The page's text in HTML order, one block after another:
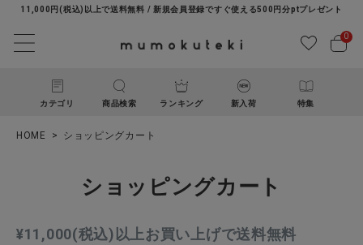
11,000円(税込)以上で送料無料 / 新規会員登録ですぐ使える500円分ptプレゼント
0
カテゴリ 商品検索 ランキング 新入荷 特集
HOME ショッピングカート
ショッピングカート
¥11,000(税込)以上お買い上げで送料無料